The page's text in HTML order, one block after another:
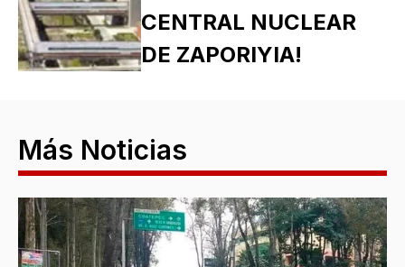
CENTRAL NUCLEAR
DE ZAPORIYIA!
Más Noticias